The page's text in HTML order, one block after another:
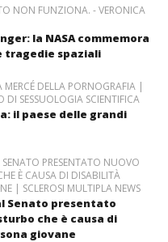
NON FUNZIONA. - VERONICA
la NASA commemora
tragedie spaziali
DELLA PORNOGRAFIA |
DI SESSUOLOGIA SCIENTIFICA
il paese delle grandi
PRESENTATO NUOVO
È CAUSA DI DISABILITÀ
| SCLEROSI MULTIPLA NEWS
Senato presentato
che è causa di
giovane